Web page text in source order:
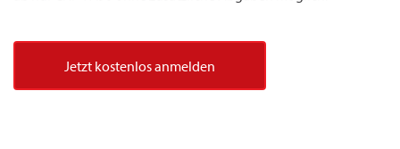
Jetzt kostenlos anmelden